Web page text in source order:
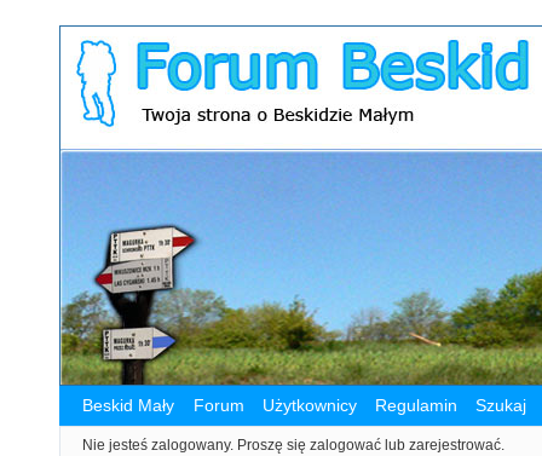
Beskid Mały Forum Użytkownicy Regulamin Szukaj
Nie jesteś zalogowany. Proszę się zalogować lub zarejestrować.